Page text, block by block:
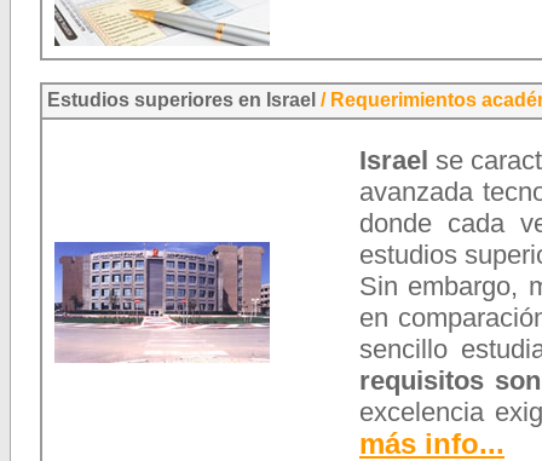
Estudios superiores en Israel /Requerimientos
Israel se
avanzada
donde cada
estudios
Sin embargo,
en
sencillo
requisitos
excelencia
más info...